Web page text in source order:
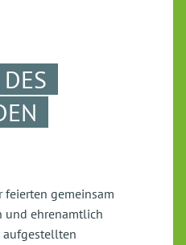
feierten gemeinsam
ehrenamtlich
aufgestellten